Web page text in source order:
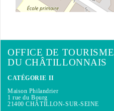
OFFICE DE TOURISME
DU CHÂTILLONNAIS
CATÉGORIE II
Maison Philandrier
1 rue du Bourg
21400 CHÂTILLON-SUR-SEINE